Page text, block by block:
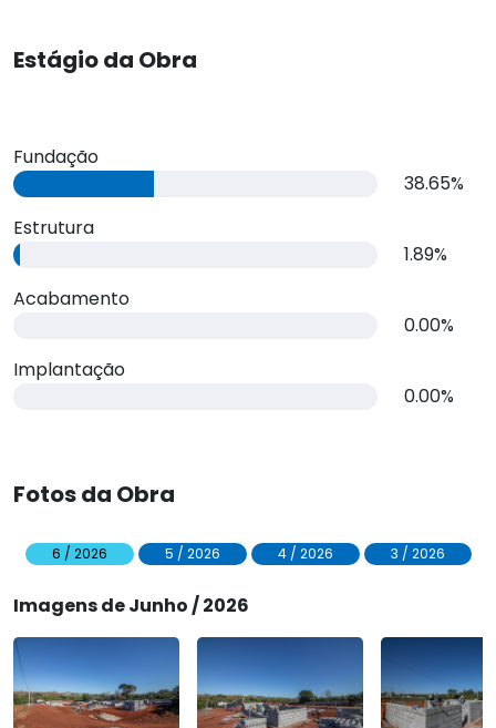
Estágio da Obra
Fundação
38.65%
Estrutura
1.89%
Acabamento
0.00%
Implantação
0.00%
Fotos da Obra
6 / 2026 5 / 2026 4 / 2026 3 / 2026
Imagens de Junho / 2026